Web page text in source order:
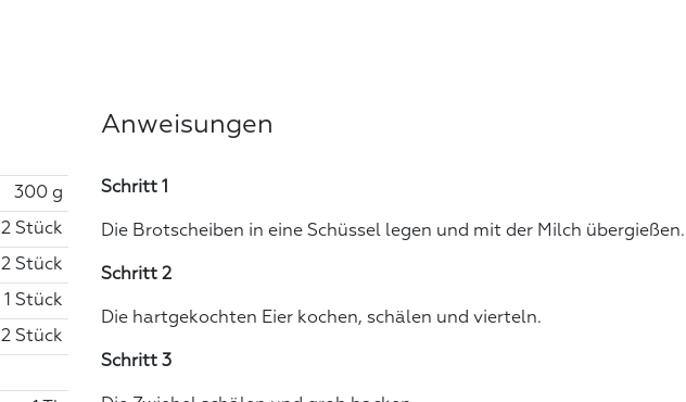
300 g
2 Stück
2 Stück
1 Stück
2 Stück
Anweisungen
Schritt 1
Die Brotscheiben in eine Schüssel legen und mit der Milch übergießen.
Schritt 2
Die hartgekochten Eier kochen, schälen und vierteln.
Schritt 3